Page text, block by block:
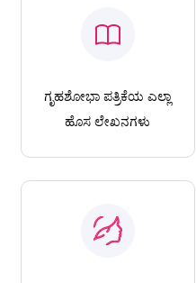
ಗೃಹಶೋಭಾ ಪತ್ರಿಕೆಯ ಎಲ್ಲಾ
ಹೊಸ ಲೇಖನಗಳು